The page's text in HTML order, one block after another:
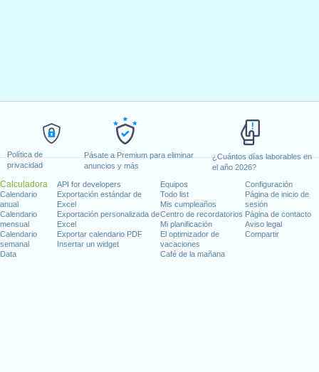
Política de
privacidad
Pásate a Premium para eliminar
anuncios y más
¿Cuántos días laborables en
el año 2026?
Calculadora
Calendario
anual
Calendario
mensual
Calendario
semanal
Data
API for developers
Exportación estándar de
Excel
Exportación personalizada de
Excel
Exportar calendario PDF
Insertar un widget
Equipos
Todo list
Mis cumpleaños
Centro de recordatorios
Mi planificación
El optimizador de
vacaciones
Café de la mañana
Configuración
Página de inicio de
sesión
Página de contacto
Aviso legal
Compartir